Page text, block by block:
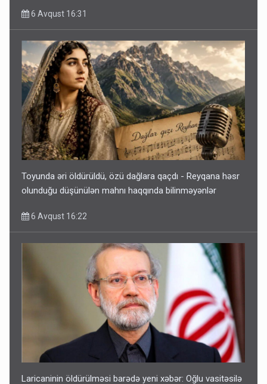
6 Avqust 16:31
Toyunda əri öldürüldü, özü dağlara qaçdı - Reyqana həsr
olunduğu düşünülən mahnı haqqında bilinməyənlər
6 Avqust 16:22
Laricaninin öldürülməsi barədə yeni xəbər: Oğlu vasitəsilə